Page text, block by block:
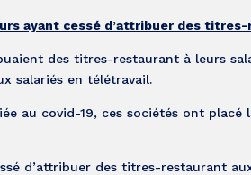
ayant cessé d’attribuer des
des titres-restaurant à leurs
salariés en télétravail.
au covid-19, ces sociétés ont
d’attribuer des titres-restaurant